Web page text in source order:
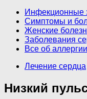
Инфекционные
Симптомы и
Женские
Заболевания
Все об аллергии
Лечение сердца
Низкий